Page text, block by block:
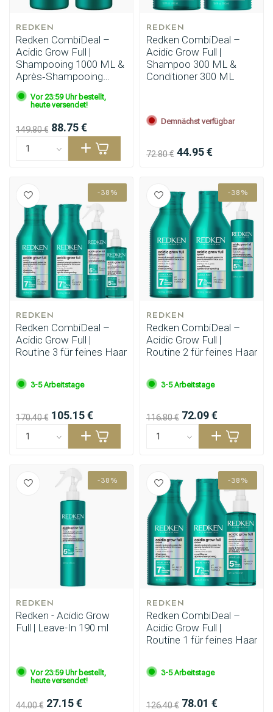
REDKEN
Redken CombiDeal –
Acidic Grow Full |
Shampooing 1000 ML &
Après‑Shampooing
1000 ML
Vor 23:59 Uhr bestellt,
heute versendet!
149.80 € 88.75 €
REDKEN
Redken CombiDeal –
Acidic Grow Full |
Shampoo 300 ML &
Conditioner 300 ML
Demnächst verfügbar
72.80 € 44.95 €
-38%
REDKEN
Redken CombiDeal –
Acidic Grow Full |
Routine 3 für feines Haar
3-5 Arbeitstage
170.40 € 105.15 €
-38%
REDKEN
Redken CombiDeal –
Acidic Grow Full |
Routine 2 für feines Haar
3-5 Arbeitstage
116.80 € 72.09 €
-38%
REDKEN
Redken - Acidic Grow
Full | Leave-In 190 ml
Vor 23:59 Uhr bestellt,
heute versendet!
44.00 € 27.15 €
-38%
REDKEN
Redken CombiDeal –
Acidic Grow Full |
Routine 1 für feines Haar
3-5 Arbeitstage
126.40 € 78.01 €